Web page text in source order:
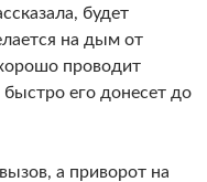
будет
на дым от
проводит
быстро его донесет до
а приворот на